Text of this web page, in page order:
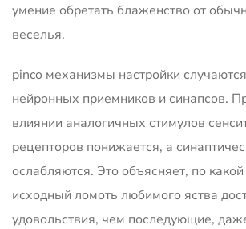
умение обретать блаженство от
веселья.
pinco механизмы настройки
нейронных приемников и синапсов.
влиянии аналогичных стимулов
рецепторов понижается, а
ослабляются. Это объясняет, по
исходный ломоть любимого яства
удовольствия, чем последующие,